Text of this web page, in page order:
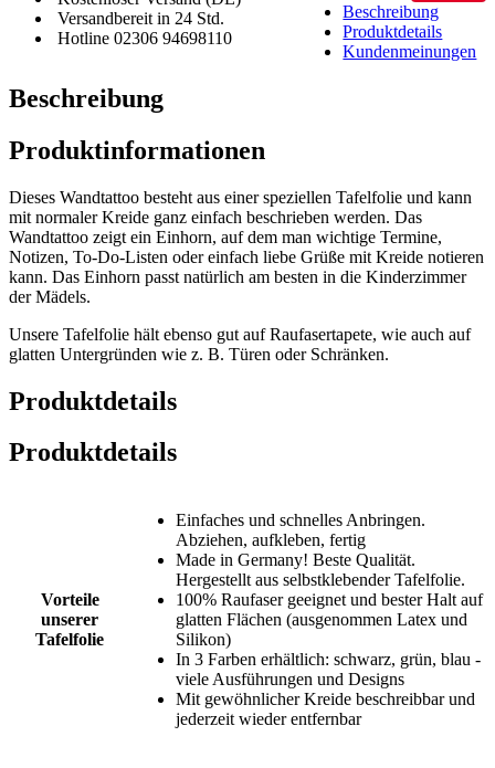
Versandbereit in 24 Std.
Hotline 02306 94698110
Beschreibung
Produktdetails
Kundenmeinungen
Beschreibung
Produktinformationen
Dieses Wandtattoo besteht aus einer speziellen Tafelfolie und kann
mit normaler Kreide ganz einfach beschrieben werden. Das
Wandtattoo zeigt ein Einhorn, auf dem man wichtige Termine,
Notizen, To-Do-Listen oder einfach liebe Grüße mit Kreide notieren
kann. Das Einhorn passt natürlich am besten in die Kinderzimmer
der Mädels.
Unsere Tafelfolie hält ebenso gut auf Raufasertapete, wie auch auf
glatten Untergründen wie z. B. Türen oder Schränken.
Produktdetails
Produktdetails
Vorteile
unserer
Tafelfolie
Einfaches und schnelles Anbringen.
Abziehen, aufkleben, fertig
Made in Germany! Beste Qualität.
Hergestellt aus selbstklebender Tafelfolie.
100% Raufaser geeignet und bester Halt auf
glatten Flächen (ausgenommen Latex und
Silikon)
In 3 Farben erhältlich: schwarz, grün, blau -
viele Ausführungen und Designs
Mit gewöhnlicher Kreide beschreibbar und
jederzeit wieder entfernbar